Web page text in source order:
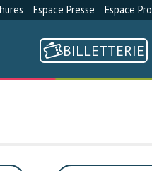
Espace Presse Espace Pro
BILLETTERIE